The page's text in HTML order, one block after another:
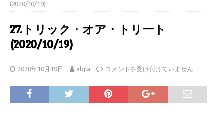
(2020/10/19)
27.トリック・オア・トリート
(2020/10/19)
2020年10月19日 elgla コメントを受け付けていません